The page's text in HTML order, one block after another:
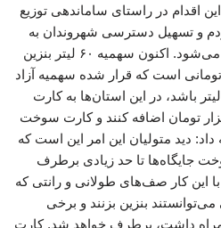
اقدام در راستای ساماندهی توزیع
و تسهیل دسترسی شهروندان به
سهمیه قانونی سوخت انجام می‌شود. اکنون سهمیه ۶۰ لیتر بنزین
و ۷۰ لیتر ۳ هزار تومانی است که قرار شده سهمیه آزاد
را که فکر می‌کنم حدود ۴۰ لیتر باشد، در این استان‌ها به کارت
افراد با همان نرخ ۵ هزار تومان اضافه کنند و کارت سوخت
دید متولیان این امر این است که
جایگاه‌ها تا حد زیادی برطرف
این کار صف‌های طولانی و رانتی که
بنزین بزنند و برخی
داشت، برطرف خواهد شد. کارت